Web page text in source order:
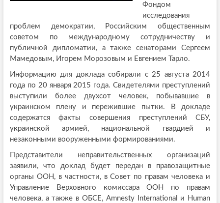
Фондом
исследования
проблем демократии, Российским общественным
советом по международному сотрудничеству и
публичной дипломатии, а также сенаторами Сергеем
Мамедовым, Игорем Морозовым и Евгением Тарло.
Информацию для доклада собирали с 25 августа 2014
года по 20 января 2015 года. Свидетелями преступлений
выступили более двухсот человек, побывавшие в
украинском плену и пережившие пытки. В докладе
содержатся факты совершения преступлений СБУ,
украинской армией, национальной гвардией и
незаконными вооруженными формированиями.
Представители неправительственных организаций
заявили, что доклад будет передан в правозащитные
органы ООН, в частности, в Совет по правам человека и
Управление Верховного комиссара ООН по правам
человека, а также в ОБСЕ, Amnesty International и Human